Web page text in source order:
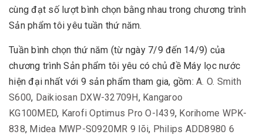
cùng đạt số lượt bình chọn bằng nhau trong chương trình
Sản phẩm tôi yêu tuần thứ năm.
Tuần bình chọn thứ năm (từ ngày 7/9 đến 14/9) của
chương trình Sản phẩm tôi yêu có chủ đề Máy lọc nước
hiện đại nhất với 9 sản phẩm tham gia, gồm: A. O. Smith
S600, Daikiosan DXW-32709H, Kangaroo
KG100MED, Karofi Optimus Pro O-I439, Korihome WPK-
838, Midea MWP-S0920MR 9 lõi, Philips ADD8980 6